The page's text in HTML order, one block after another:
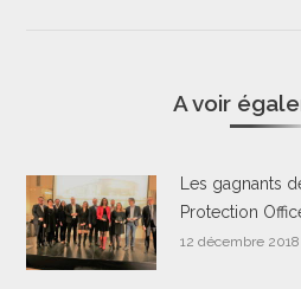
A voir
Les gagnants
Protection
12 décembre 2018